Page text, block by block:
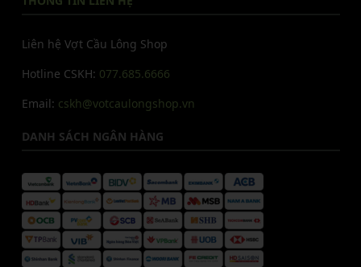
Liên hệ Vợt Cầu Lông Shop
Hotline CSKH: 077.685.6666
Email: cskh@votcaulongshop.vn
DANH SÁCH NGÂN HÀNG